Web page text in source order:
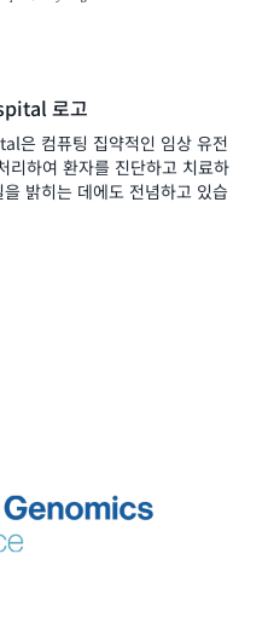
로고
컴퓨팅 집약적인 임상 유전
리하여 환자를 진단하고 치료하
밝히는 데에도 전념하고 있습